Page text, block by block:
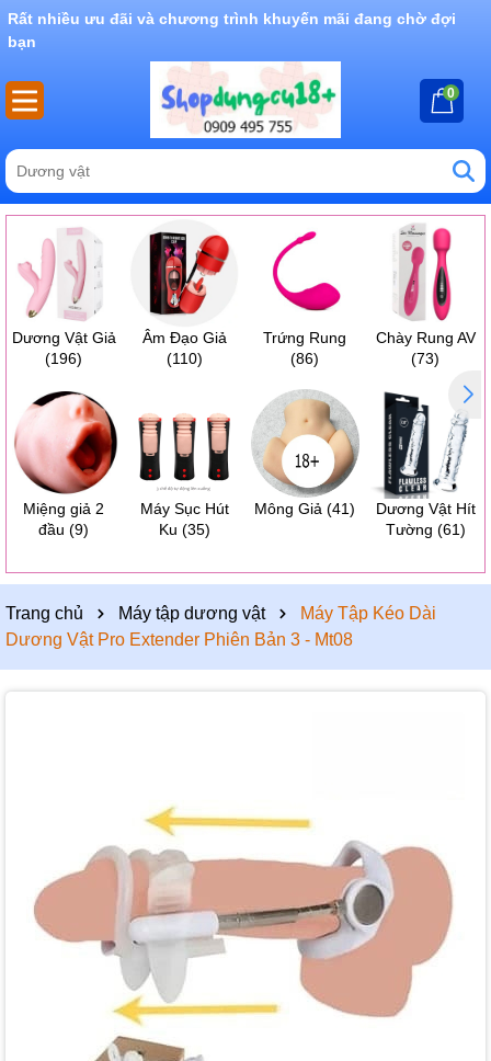
Rất nhiều ưu đãi và chương trình khuyến mãi đang chờ đợi
bạn
0
Dương Vật Giả
(196)
Âm Đạo Giả
(110)
Trứng Rung
(86)
Chày Rung AV
(73)
Miệng giả 2
đầu (9)
Máy Sục Hút
Ku (35)
Mông Giả (41)
Dương Vật Hít
Tường (61)
Trang chủ Máy tập dương vật
Máy Tập Kéo Dài
Dương Vật Pro Extender Phiên Bản 3 - Mt08